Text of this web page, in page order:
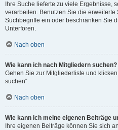
Ihre Suche lieferte zu viele Ergebnisse,
verarbeiten. Benutzen Sie die
Suchbegriffe ein oder beschränken Sie
Unterforen.
Nach oben
Wie kann ich nach Mitgliedern suchen?
Gehen Sie zur Mitgliederliste und
suchen“.
Nach oben
Wie kann ich meine eigenen Beiträge
Ihre eigenen Beiträge können Sie sich